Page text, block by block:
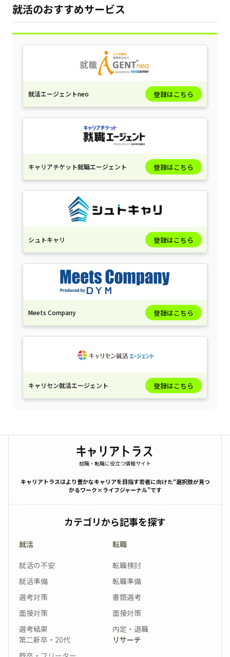
就活のおすすめサービス
就活エージェントneo 登録はこちら
キャリアチケット就職エージェント 登録はこちら
シュトキャリ 登録はこちら
Meets Company 登録はこちら
キャリセン就活エージェント 登録はこちら
就職・転職に役立つ情報サイト
キャリアトラスはより豊かなキャリアを目指す若者に向けた“選択肢が見つ
かるワーク×ライフジャーナル”です
カテゴリから記事を探す
就活
就活の不安
就活準備
選考対策
面接対策
選考結果
転職
転職検討
転職準備
書類選考
面接対策
内定・退職
第二新卒・20代
リサーチ